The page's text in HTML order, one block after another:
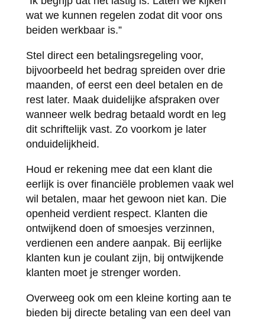
wat we kunnen regelen zodat dit voor ons
beiden werkbaar is.”
Stel direct een betalingsregeling voor,
bijvoorbeeld het bedrag spreiden over drie
maanden, of eerst een deel betalen en de
rest later. Maak duidelijke afspraken over
wanneer welk bedrag betaald wordt en leg
dit schriftelijk vast. Zo voorkom je later
onduidelijkheid.
Houd er rekening mee dat een klant die
eerlijk is over financiële problemen vaak wel
wil betalen, maar het gewoon niet kan. Die
openheid verdient respect. Klanten die
ontwijkend doen of smoesjes verzinnen,
verdienen een andere aanpak. Bij eerlijke
klanten kun je coulant zijn, bij ontwijkende
klanten moet je strenger worden.
Overweeg ook om een kleine korting aan te
bieden bij directe betaling van een deel van